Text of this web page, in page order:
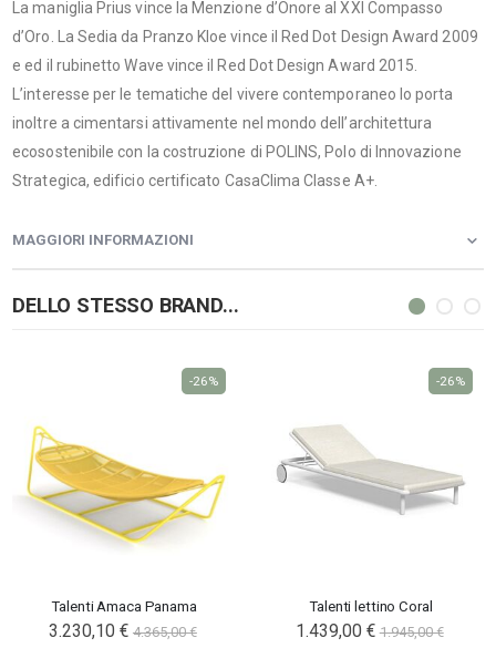
La maniglia Prius vince la Menzione d’Onore al XXI Compasso
d’Oro. La Sedia da Pranzo Kloe vince il Red Dot Design Award 2009
e ed il rubinetto Wave vince il Red Dot Design Award 2015.
L’interesse per le tematiche del vivere contemporaneo lo porta
inoltre a cimentarsi attivamente nel mondo dell’architettura
ecosostenibile con la costruzione di POLINS, Polo di Innovazione
Strategica, edificio certificato CasaClima Classe A+.
MAGGIORI INFORMAZIONI
DELLO STESSO BRAND...
Talenti Amaca Panama
3.230,10 € 4.365,00 €
-26%
Talenti lettino Coral
1.439,00 € 1.945,00 €
-26%